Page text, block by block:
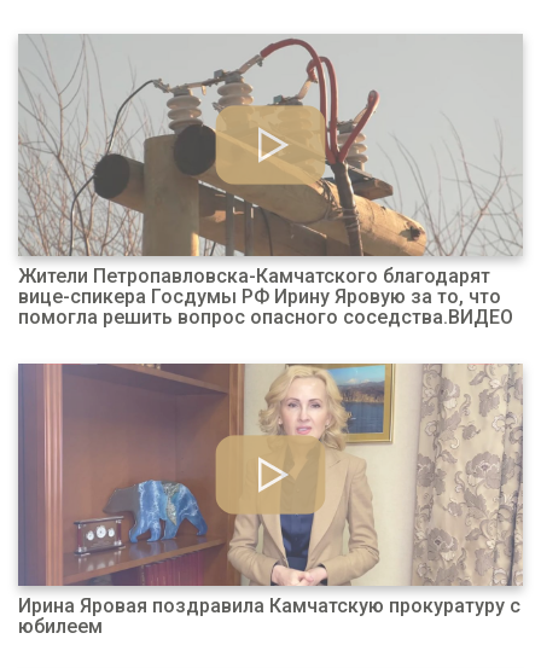
Жители Петропавловска-Камчатского благодарят
вице-спикера Госдумы РФ Ирину Яровую за то, что
помогла решить вопрос опасного соседства.ВИДЕО
Ирина Яровая поздравила Камчатскую прокуратуру с
юбилеем